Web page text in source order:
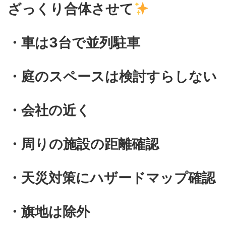
ざっくり合体させて
・車は3台で並列駐車
・庭のスペースは検討すらしない
・会社の近く
・周りの施設の距離確認
・天災対策にハザードマップ確認
・旗地は除外